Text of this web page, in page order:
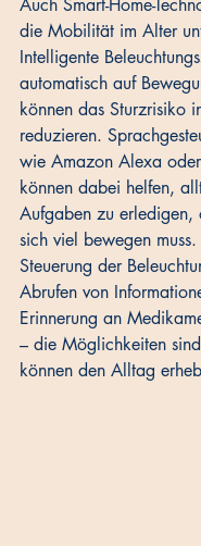
Auch Smart-Home-
die Mobilität im Alter
Intelligente
automatisch auf
können das Sturzrisiko
reduzieren.
wie Amazon Alexa
können dabei helfen,
Aufgaben zu erledigen,
sich viel bewegen
Steuerung der
Abrufen von
Erinnerung an
– die Möglichkeiten
können den Alltag